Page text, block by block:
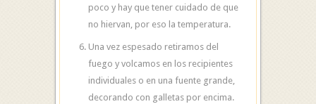
poco y hay que tener cuidado de que
no hiervan, por eso la temperatura.
Una vez espesado retiramos del
fuego y volcamos en los recipientes
individuales o en una fuente grande,
decorando con galletas por encima.